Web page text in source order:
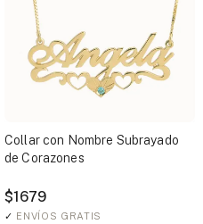
Collar con Nombre Subrayado
de Corazones
$1679
✓ ENVÍOS GRATIS